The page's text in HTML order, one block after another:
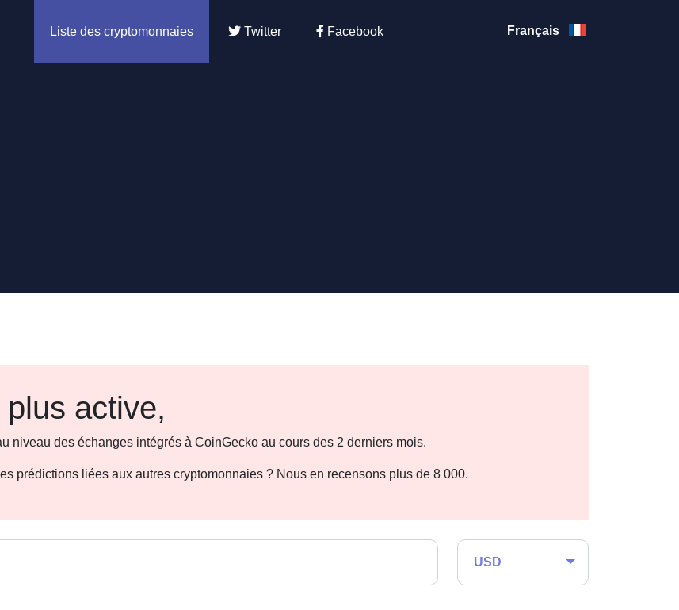
Liste des cryptomonnaies Twitter Facebook Français
active,
niveau des échanges intégrés à CoinGecko au cours des 2 derniers mois.
prédictions liées aux autres cryptomonnaies ? Nous en recensons plus de 8 000.
USD